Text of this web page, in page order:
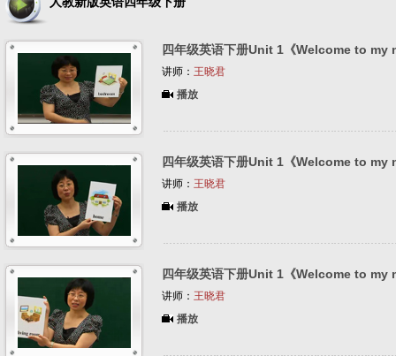
四年级英语下册Unit 1《Welcome to
讲师： 王晓君
播放
四年级英语下册Unit 1《Welcome to
讲师： 王晓君
播放
四年级英语下册Unit 1《Welcome to
讲师： 王晓君
播放